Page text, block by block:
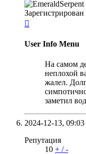
Зарегистрирован

User Info Menu
На самом
неплохой
жалел.
заметил
2024-12-13, 09:03
Репутация
10 + /-